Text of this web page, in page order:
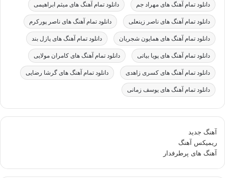
دانلود تمام آهنگ های مهراد جم دانلود تمام آهنگ های میثم ابراهیمی
دانلود تمام آهنگ های ناصر زینعلی دانلود تمام آهنگ های ناصر پورکرم
دانلود تمام آهنگ های همایون شجریان دانلود تمام آهنگ های پازل بند
دانلود تمام آهنگ های پویا بیاتی دانلود تمام آهنگ های کامران مولایی
دانلود تمام آهنگ های کسری زاهدی دانلود تمام آهنگ های گرشا رضایی
دانلود تمام آهنگ های یوسف زمانی
آهنگ جدید
ریمیکس آهنگ
آهنگ های پرطرفدار